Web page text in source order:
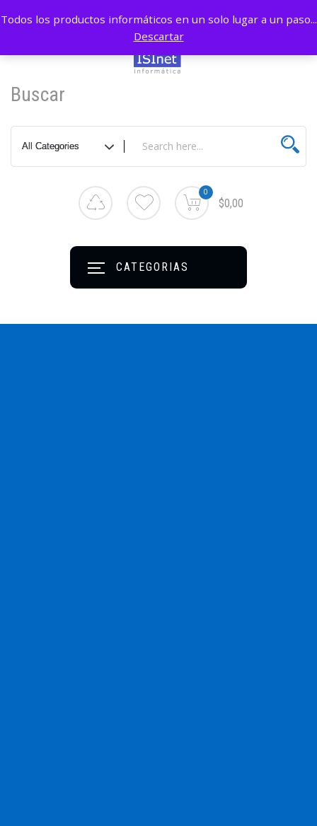
Buscar
0
$0,00
CATEGORIAS
Todos los productos informáticos en un solo lugar a un paso...
Descartar